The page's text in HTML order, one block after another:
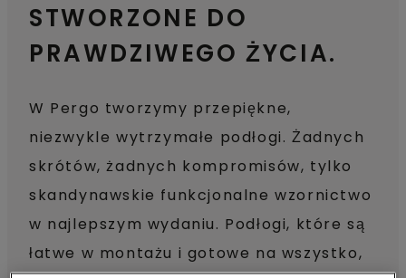
STWORZONE DO
PRAWDZIWEGO ŻYCIA.
W Pergo tworzymy przepiękne,
niezwykle wytrzymałe podłogi. Żadnych
skrótów, żadnych kompromisów, tylko
skandynawskie funkcjonalne wzornictwo
w najlepszym wydaniu. Podłogi, które są
łatwe w montażu i gotowe na wszystko,